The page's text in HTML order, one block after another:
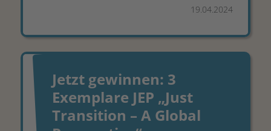
19.04.2024
Jetzt gewinnen: 3
Exemplare JEP „Just
Transition – A Global